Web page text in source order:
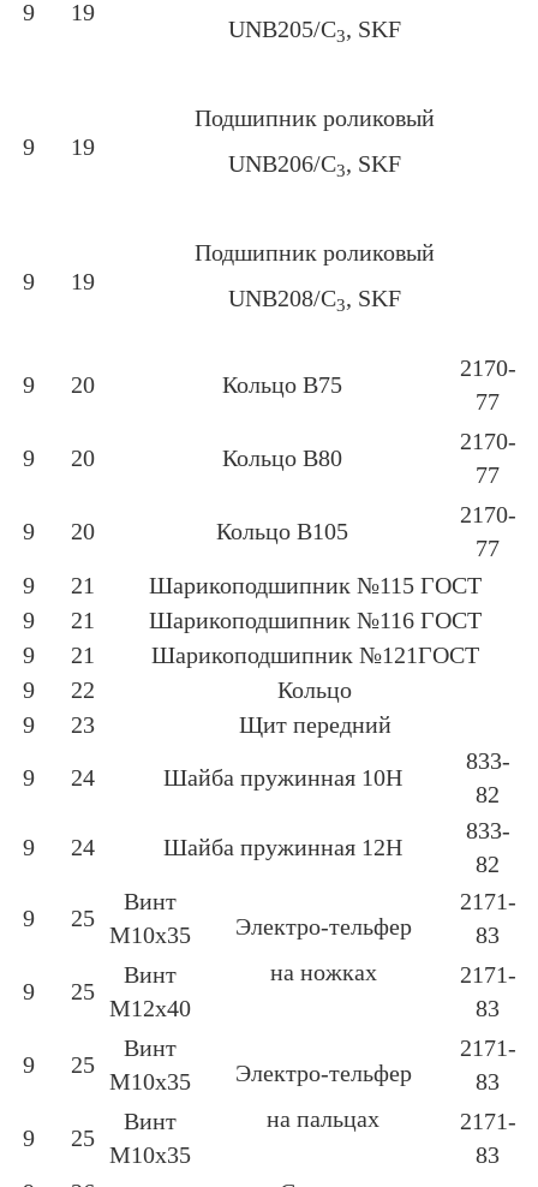
9 19
UNB205/C3, SKF
9 19
Подшипник роликовый
UNB206/C3, SKF
9 19
Подшипник роликовый
UNB208/C3, SKF
9 20 Кольцо В75
2170-
77
9 20 Кольцо В80
2170-
77
9 20 Кольцо В105
2170-
77
9
21
Шарикоподшипник №115 ГОСТ
9
21
Шарикоподшипник №116 ГОСТ
9
21
Шарикоподшипник №121ГОСТ
9
22
Кольцо
9
23
Щит передний
9
24 Шайба пружинная 10Н
833-
82
9
24 Шайба пружинная 12Н
833-
82
9 25
Винт
М10х35
Электро-тельфер
на ножках
2171-
83
9 25
Винт
М12х40
2171-
83
9 25
Винт
М10х35
Электро-тельфер
на пальцах
2171-
83
9 25
Винт
М10х35
2171-
83